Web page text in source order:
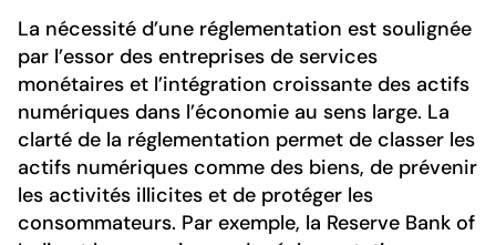
La nécessité d’une réglementation est soulignée
par l’essor des entreprises de services
monétaires et l’intégration croissante des actifs
numériques dans l’économie au sens large. La
clarté de la réglementation permet de classer les
actifs numériques comme des biens, de prévenir
les activités illicites et de protéger les
consommateurs. Par exemple, la Reserve Bank of